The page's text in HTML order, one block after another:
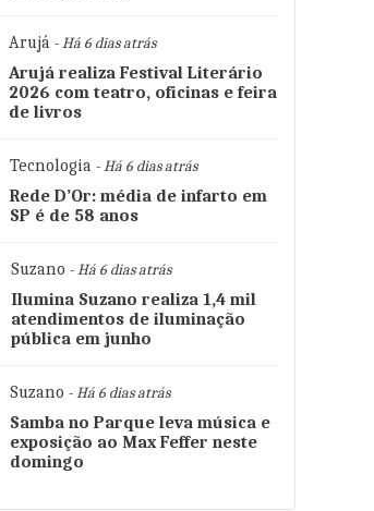
Arujá - Há 6 dias atrás
Arujá realiza Festival Literário
2026 com teatro, oficinas e feira
de livros
Tecnologia - Há 6 dias atrás
Rede D’Or: média de infarto em
SP é de 58 anos
Suzano - Há 6 dias atrás
Ilumina Suzano realiza 1,4 mil
atendimentos de iluminação
pública em junho
Suzano - Há 6 dias atrás
Samba no Parque leva música e
exposição ao Max Feffer neste
domingo